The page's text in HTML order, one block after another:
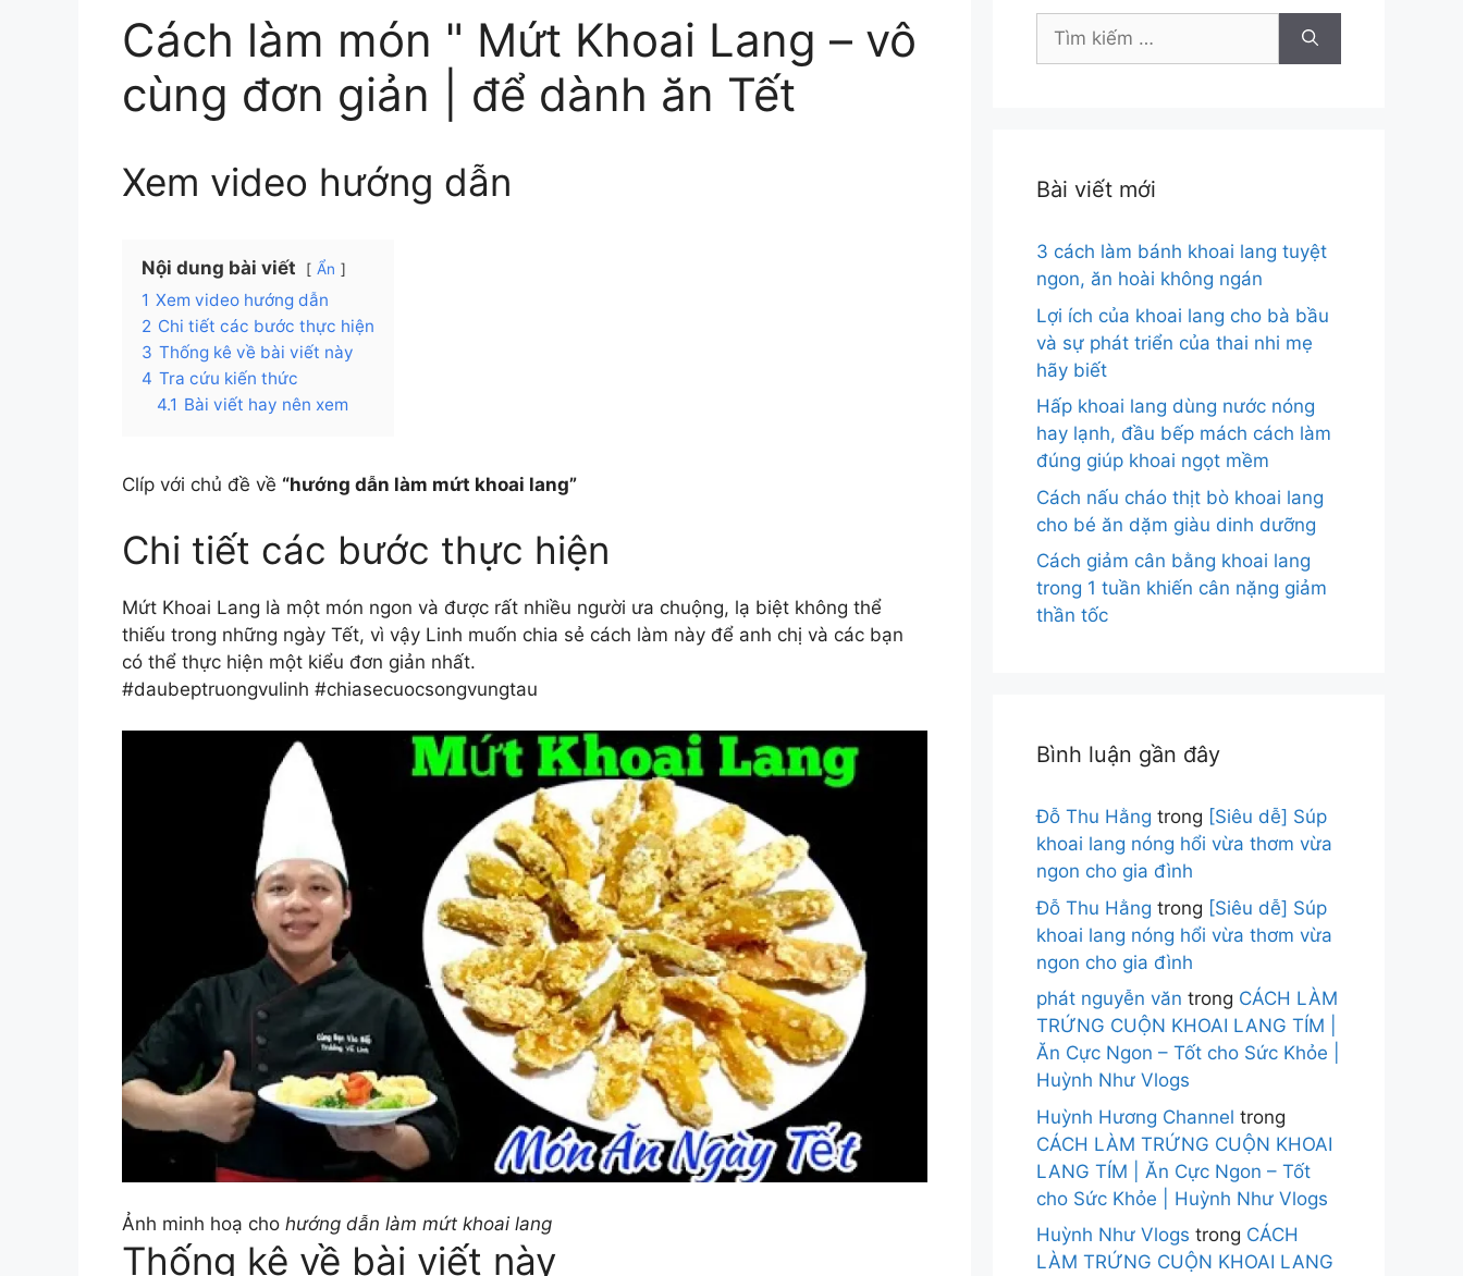
Cách làm món " Mứt Khoai Lang – vô
cùng đơn giản | để dành ăn Tết
Xem video hướng dẫn
Nội dung bài viết Ẩn
1 Xem video hướng dẫn
2 Chi tiết các bước thực hiện
3 Thống kê về bài viết này
4 Tra cứu kiến thức
4.1 Bài viết hay nên xem
Clíp với chủ đề về “hướng dẫn làm mứt khoai lang”
Chi tiết các bước thực hiện
Mứt Khoai Lang là một món ngon và được rất nhiều người ưa chuộng, lạ biệt không thể
thiếu trong những ngày Tết, vì vậy Linh muốn chia sẻ cách làm này để anh chị và các bạn
có thể thực hiện một kiểu đơn giản nhất.
#daubeptruongvulinh #chiasecuocsongvungtau
Ảnh minh hoạ cho hướng dẫn làm mứt khoai lang
Thống kê về bài viết này
Tìm
Bài viết mới
3 cách làm bánh khoai lang tuyệt
ngon, ăn hoài không ngán
Lợi ích của khoai lang cho bà bầu
và sự phát triển của thai nhi mẹ
hãy biết
Hấp khoai lang dùng nước nóng
hay lạnh, đầu bếp mách cách làm
đúng giúp khoai ngọt mềm
Cách nấu cháo thịt bò khoai lang
cho bé ăn dặm giàu dinh dưỡng
Cách giảm cân bằng khoai lang
trong 1 tuần khiến cân nặng giảm
thần tốc
Bình luận gần đây
Đỗ Thu Hằng trong [Siêu dễ] Súp
khoai lang nóng hổi vừa thơm vừa
ngon cho gia đình
Đỗ Thu Hằng trong [Siêu dễ] Súp
khoai lang nóng hổi vừa thơm vừa
ngon cho gia đình
phát nguyễn văn trong CÁCH LÀM
TRỨNG CUỘN KHOAI LANG TÍM |
Ăn Cực Ngon – Tốt cho Sức Khỏe |
Huỳnh Như Vlogs
Huỳnh Hương Channel trong
CÁCH LÀM TRỨNG CUỘN KHOAI
LANG TÍM | Ăn Cực Ngon – Tốt
cho Sức Khỏe | Huỳnh Như Vlogs
Huỳnh Như Vlogs trong CÁCH
LÀM TRỨNG CUỘN KHOAI LANG